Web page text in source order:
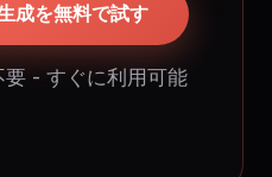
成を無料で試す
要 - すぐに利用可能